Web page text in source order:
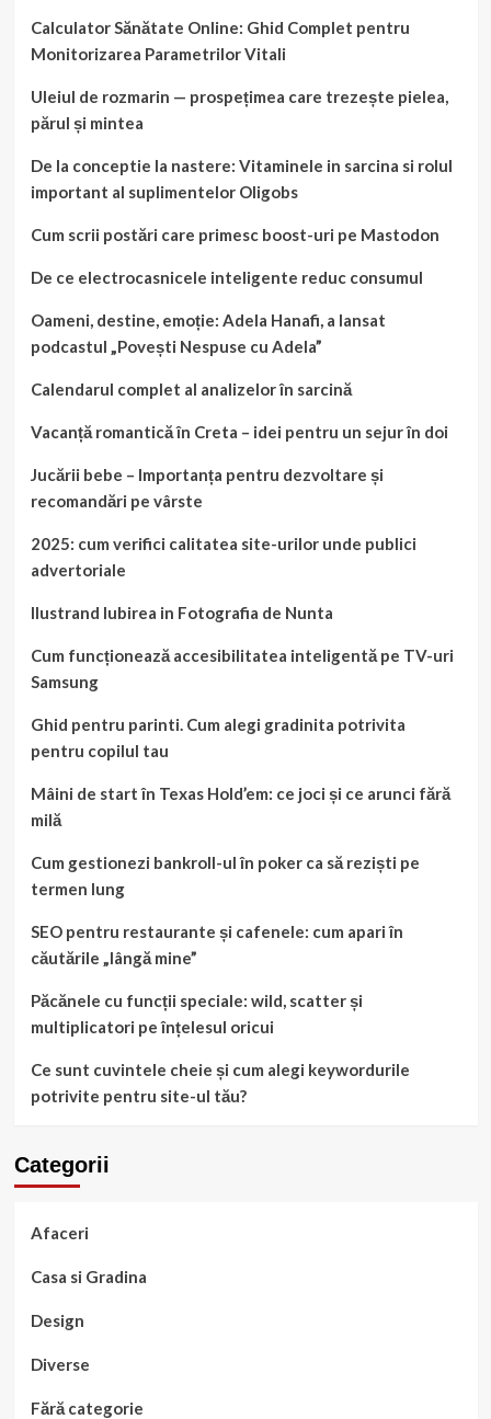
Calculator Sănătate Online: Ghid Complet pentru
Monitorizarea Parametrilor Vitali
Uleiul de rozmarin — prospețimea care trezește pielea,
părul și mintea
De la conceptie la nastere: Vitaminele in sarcina si rolul
important al suplimentelor Oligobs
Cum scrii postări care primesc boost-uri pe Mastodon
De ce electrocasnicele inteligente reduc consumul
Oameni, destine, emoție: Adela Hanafi, a lansat
podcastul „Povești Nespuse cu Adela”
Calendarul complet al analizelor în sarcină
Vacanță romantică în Creta – idei pentru un sejur în doi
Jucării bebe – Importanța pentru dezvoltare și
recomandări pe vârste
2025: cum verifici calitatea site-urilor unde publici
advertoriale
Ilustrand Iubirea in Fotografia de Nunta
Cum funcționează accesibilitatea inteligentă pe TV-uri
Samsung
Ghid pentru parinti. Cum alegi gradinita potrivita
pentru copilul tau
Mâini de start în Texas Hold’em: ce joci și ce arunci fără
milă
Cum gestionezi bankroll-ul în poker ca să reziști pe
termen lung
SEO pentru restaurante și cafenele: cum apari în
căutările „lângă mine”
Păcănele cu funcții speciale: wild, scatter și
multiplicatori pe înțelesul oricui
Ce sunt cuvintele cheie și cum alegi keywordurile
potrivite pentru site-ul tău?
Categorii
Afaceri
Casa si Gradina
Design
Diverse
Fără categorie